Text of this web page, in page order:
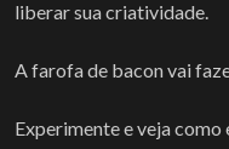
liberar sua criatividade.
A farofa de bacon vai
Experimente e veja